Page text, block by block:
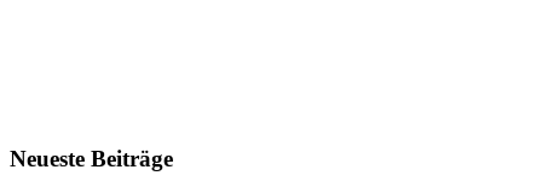
Neueste Beiträge